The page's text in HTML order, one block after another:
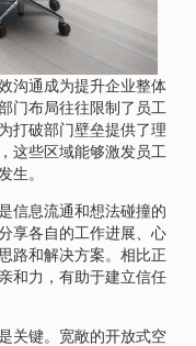
沟通成为提升企业整体
门布局往往限制了员工
打破部门壁垒提供了理
这些区域能够激发员工
生。
信息流通和想法碰撞的
享各自的工作进展、心
路和解决方案。相比正
和力，有助于建立信任
关键。宽敞的开放式空